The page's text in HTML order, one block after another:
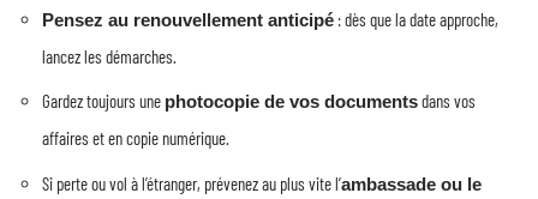
Pensez au renouvellement anticipé : dès que la date approche,
lancez les démarches.
Gardez toujours une photocopie de vos documentsdans vos
affaires et en copie numérique.
Si perte ou vol à l’étranger, prévenez au plus vite l’ambassade ou le